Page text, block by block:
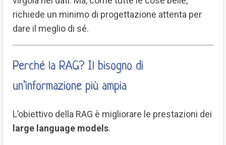
richiede un minimo di progettazione attenta per
dare il meglio di sé.
Perché la RAG? Il bisogno di
un’informazione più ampia
L’obiettivo della RAG è migliorare le prestazioni dei
large language models.